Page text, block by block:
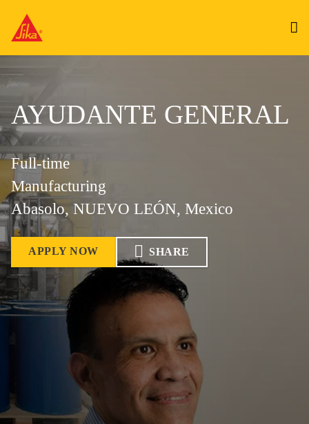
AYUDANTE GENERAL
Full-time
Manufacturing
Abasolo, NUEVO LEÓN, Mexico
APPLY NOW SHARE